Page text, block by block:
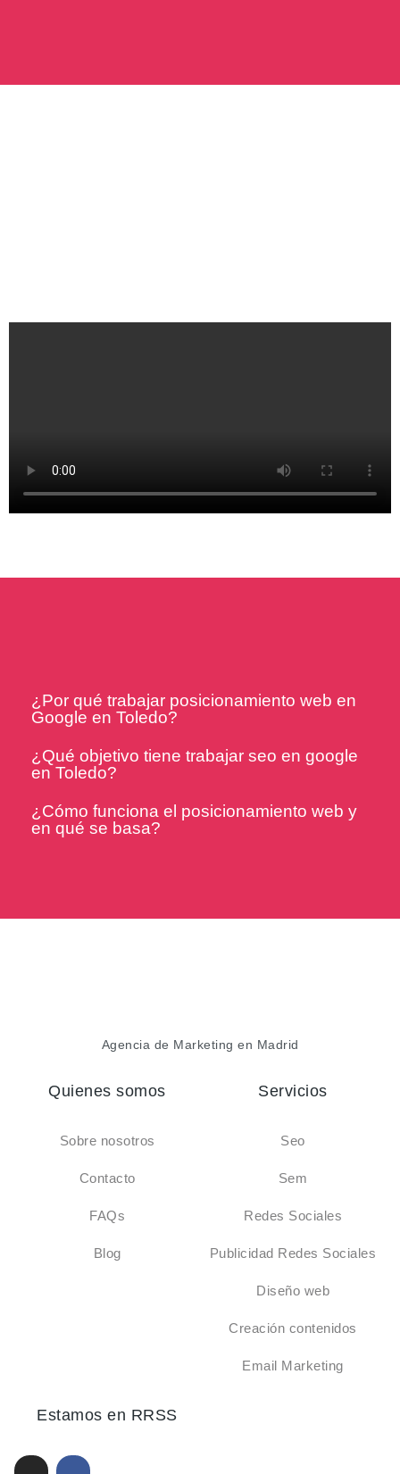
¿Por qué trabajar posicionamiento web en
Google en Toledo?
¿Qué objetivo tiene trabajar seo en google
en Toledo?
¿Cómo funciona el posicionamiento web y
en qué se basa?
Agencia de Marketing en Madrid
Quienes somos
Sobre nosotros
Contacto
FAQs
Blog
Servicios
Seo
Sem
Redes Sociales
Publicidad Redes Sociales
Diseño web
Creación contenidos
Email Marketing
Estamos en RRSS